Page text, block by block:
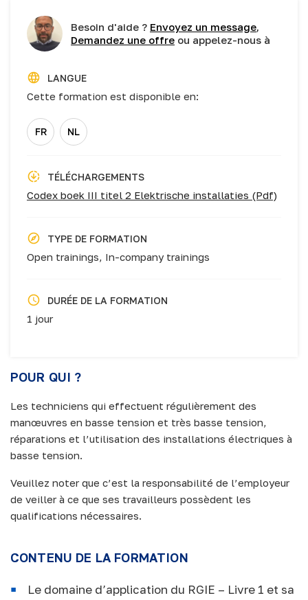
POUR QUI ?
Les techniciens qui effectuent régulièrement des
manœuvres en basse tension et très basse tension,
réparations et l’utilisation des installations électriques à
basse tension.
Veuillez noter que c’est la responsabilité de l’employeur
de veiller à ce que ses travailleurs possèdent les
qualifications nécessaires.
CONTENU DE LA FORMATION
Le domaine d’application du RGIE – Livre 1 et sa
Besoin d'aide ? Envoyez un message,
Demandez une offre ou appelez-nous à
LANGUE
Cette formation est disponible en:
FR NL
TÉLÉCHARGEMENTS
Codex boek III titel 2 Elektrische installaties (Pdf)
TYPE DE FORMATION
Open trainings, In-company trainings
DURÉE DE LA FORMATION
1 jour